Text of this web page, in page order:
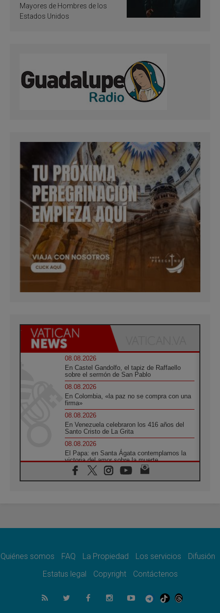
Mayores de Hombres de los
Estados Unidos
08.08.2026
En Castel Gandolfo, el tapiz de Raffaello
sobre el sermón de San Pablo
08.08.2026
En Colombia, «la paz no se compra con una
firma»
08.08.2026
En Venezuela celebraron los 416 años del
Santo Cristo de La Grita
08.08.2026
El Papa: en Santa Ágata contemplamos la
victoria del amor sobre la muerte
08.08.2026
León XIV visitará el Santuario de la Madre
07.08.2026
07.08.2026
el compromiso del cristiano"
La matanza de niños en Gaza no cesa: 300
muertos en 300 días
Quiénes somos FAQ La Propiedad Los servicios
Difusión
Estatus legal
Copyright Contáctenos